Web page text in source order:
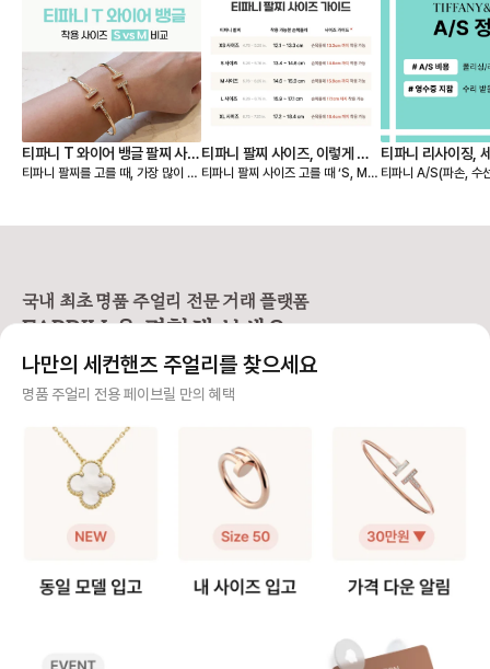
티파니 T 와이어 뱅글 팔찌 사이
즈 S, M 실착 후기
티파니 팔찌를 고를 때, 가장 많이 고
차이가 미묘해 보여도, 직접 착용해
용감과 차이를 정리해봤어요. 📏 티
파니 팔찌 사이즈 기준 (손목 둘레 기
→ 손목 둘레 14.6~15.9cm (약 1
4.5cm 기준) S 사이즈 착용 - 손목
이 느껴지지만, 고정감이 좋아 움직
임 중에도 돌아가지 않아요. - 단단한
구조라 착용 시 살짝 타이트하게 느
껴질 수 있으나, 깔끔하고 세련된 실
루엣을 원하신다면 만족도가 높습니
짝 내려오는 여유핏 - 팔을 움직일 때
운 움직임을 선호하는 분께 편안한
핏이에요. - 데일리로 오랫동안 착용
태처럼 단단한 디자인은 너무 여유
티파니 팔찌 사이즈, 이렇게 고
르세요 💙
티파니 팔찌 사이즈 고를 때 ‘S, M,
드라 사이즈를 S, M, L 등으로 표기
럽/한국 기준으로 정리해드릴게요.
📏 티파니 팔찌, 손목 둘레 기준으로
6~15.9cm 에 맞아요. ✋ 실착 예
디자인인 T 와이어 팔찌를 착용했을
림한 핏 - M 사이즈는 손목 아래로
살짝 내려오는 여유로운 핏이에요.
💡 디자인에 따라 다른 핏 선택 뱅글,
체인 등 디자인에 따라, 선호하는 핏
이 달라질 수 있어요. 일반적으로 슬
러운 여유를 원하신다면 M을 추천드
목에 딱 맞는 S 사이즈가 가장 예쁘
더라구요🙂) 티파니 팔찌 사이즈표
‘스몰 사이즈’, 뭐가 다른가요? A.
‘스몰 모델’은 팔찌 디자인의 크기(두
티파니 리사이징,
티파니 A/S(파손, 수
❶구매 증빙용 영수
제품별 무상 서비스
문 권장 - 세팅 링 리사이징 - 웨딩밴
드 리사이징 (구매일
지 무상 기간 적용) 📌 수리 기간 *
지는 디자인별 리사이
능 - 대표적인 불가능 제품 (밀그레
인, 티트루, 웨딩 밴드링 등)
골드/플래티늄 : 무상서비
닝 * 자체 광택 복원
국내 최초 명품 주얼리 전문 거래 플랫폼
FABRILL을 경험해 보세요.
사기 걱정 없는 안전 결제
니면 반환해 드려요.
주얼리 전문 이중 검수
주얼리 검수에 특화된 페이브릴 검수팀과 전문 감정사가 컨디션 및 정품 여부를 철저하고 꼼꼼하
게 확인해요.
주얼리 전문 지식을 토대로 사이즈, 가격대 등 주얼리를 거래하며 궁금할 수 있는 내용에 대한 밀
빠르고 확실한 물품 이동 과정
나만의 세컨핸즈 주얼리를 찾으세요
명품 주얼리 전용 페이브릴 만의 혜택